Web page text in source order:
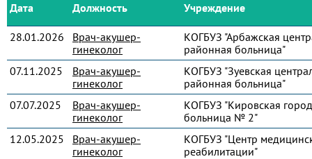
Дата Должность Учреждение
28.01.2026
Врач-акушер-
гинеколог
КОГБУЗ "Арбажская
районная больница"
07.11.2025
Врач-акушер-
гинеколог
КОГБУЗ "Зуевская
районная больница"
07.07.2025
Врач-акушер-
гинеколог
КОГБУЗ "Кировская
больница № 2"
12.05.2025
Врач-акушер-
гинеколог
КОГБУЗ "Центр
реабилитации"